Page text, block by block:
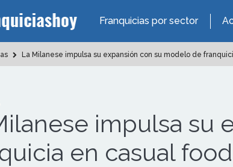
Franquicias por sector
La Milanese impulsa su expansión con su modelo de
impulsa su
en casual food